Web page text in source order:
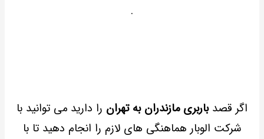
.
اگر قصدباربری مازندران به تهران را دارید می توانید با
شرکت الوبار هماهنگی های لازم را انجام دهید تا با